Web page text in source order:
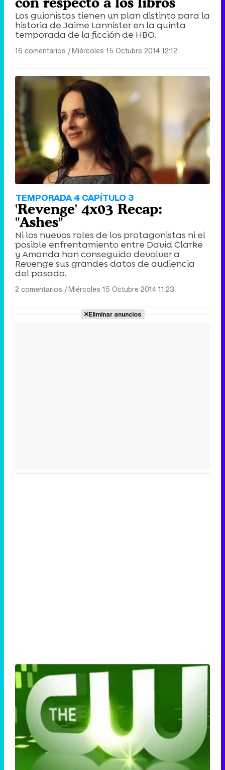
Los guionistas tienen un plan distinto para la
historia de Jaime Lannister en la quinta
temporada de la ficción de HBO.
16 comentarios |Miércoles 15 Octubre 2014 12:12
TEMPORADA 4 CAPÍTULO 3
'Revenge' 4x03 Recap:
"Ashes"
Ni los nuevos roles de los protagonistas ni el
posible enfrentamiento entre David Clarke
y Amanda han conseguido devolver a
Revenge sus grandes datos de audiencia
del pasado.
2 comentarios |Miércoles 15 Octubre 2014 11:23
Eliminar anuncios